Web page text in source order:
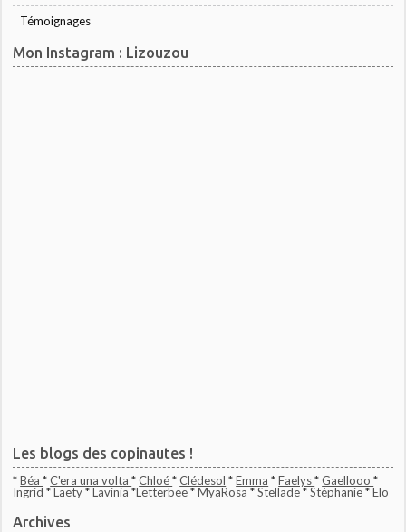
Témoignages
Mon Instagram : Lizouzou
Les blogs des copinautes !
*Béa*C'era una volta*Chloé*Clédesol *Emma *Faelys*Gaellooo*
Ingrid*Laety*Lavinia*Letterbee*MyaRosa *Stellade*Stéphanie*Elo
Archives